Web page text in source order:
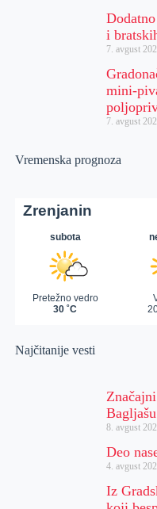
i
7. avgust
mini-
7. avgust
Vremenska prognoza
Najčitanije vesti
Bagljašu
8. avgust
Deo
4. avgust
Iz